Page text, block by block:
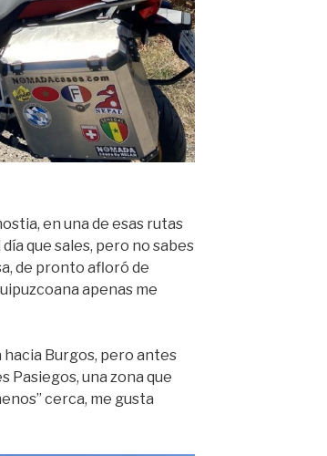
en una de esas rutas
que sales, pero no sabes
de pronto afloró de
apenas me
hacia Burgos, pero antes
Pasiegos, una zona que
cerca, me gusta